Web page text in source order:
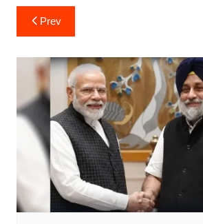
c
e
b
o
o
k
itt
er
A
p
p
PostPrev